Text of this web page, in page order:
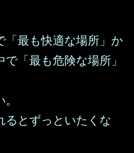
「最も快適な場所」か
「最も危険な場所」
るとずっといたくな